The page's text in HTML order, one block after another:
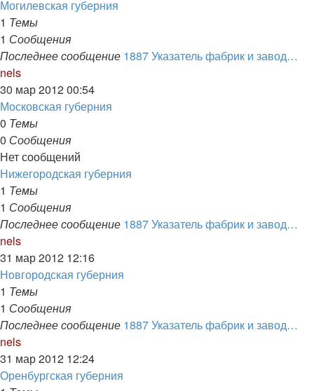
последнему
сообщению
Могилевская губерния
1 Темы
1 Сообщения
Последнее сообщение 1887 Указатель фабрик и завод…
nelsПерейти
к
последнему
сообщению
30 мар 2012 00:54
Московская губерния
0 Темы
0 Сообщения
Нет сообщений
Нижегородская губерния
1 Темы
1 Сообщения
Последнее сообщение 1887 Указатель фабрик и завод…
nelsПерейти
к
последнему
сообщению
31 мар 2012 12:16
Новгородская губерния
1 Темы
1 Сообщения
Последнее сообщение 1887 Указатель фабрик и завод…
nelsПерейти
к
последнему
31 мар 2012 12:24
Оренбургская губерния